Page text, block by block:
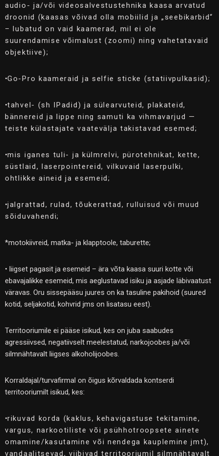
audio- ja/või videosalvestustehnika kaasa arvatud
droonid (kaasas võivad olla mobiilid ja „seebikarbid“
– lubatud on vaid kaamerad, mil ei ole
suurendamise võimalust (zoomi) ning vahetatavaid
objektiive);
•Go-Pro kaameraid ja selfie sticke (statiivpulkasid);
•tahvel- (sh IPadid) ja sülearvuteid, plakateid,
bännereid ja lippe ning samuti ka vihmavarjud —
teiste külastajate vaatevälja takistavad esemed;
•mis iganes tuli- ja külmrelvi, pürotehnikat, kette,
süstlaid, laserpointereid, vilkuvaid laserpulki,
ohtlikke aineid ja esemeid;
•jalgrattad, rulad, tõukerattad, rulluisud või muud
sõiduvahendi;
*motokiivreid, matka- ja klapptoole, taburette;
• liigset pagasit ja esemeid – ära võta kaasa suuri kotte või
ebavajalikke esemeid, mis aeglustavad isiku ja asjade läbivaatust
väravas. Oru sissepääsu juures on ka tasuline pakihoid (suured
kotid, seljakotid, kohvrid jms on lisatasu eest).
Territooriumile ei pääse isikud, kes on juba saabudes
agressiivsed, negatiivselt meelestatud, narkojoobes ja/või
silmnähtavalt liigses alkoholijoobes.
Korraldajal/turvafirmal on õigus kõrvaldada kontserdi
territooriumilt isikud, kes:
•rikuvad korda (kaklus, kehavigastuse tekitamine,
vargus, narkootiliste või psühhotroopsete ainete
omamine/kasutamine või nendega kauplemine jmt),
vandaalitsevad, viibivad territooriumil silmnähtavalt